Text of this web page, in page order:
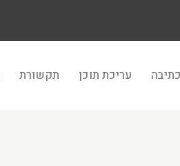
כתיבה עריכת תוכן תקשורת